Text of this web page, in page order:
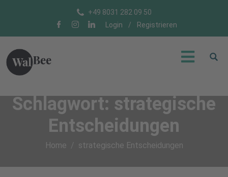
+49 8031 282 09 50
Login
/ Registrieren
Schlagwort: strategische
Entscheidungen
Home strategische Entscheidungen